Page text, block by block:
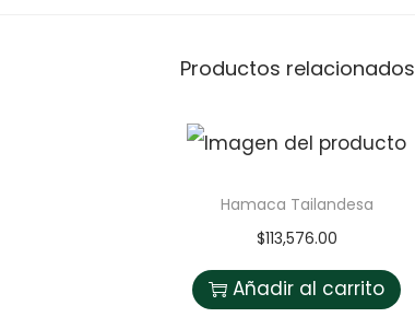
d
m
Productos relacionados
Hamaca Tailandesa
$113,576.00
Añadir al carrito